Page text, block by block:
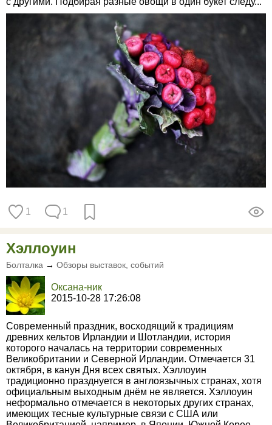
1 1
Хэллоуин
Болталка → Обзоры выставок, событий
Оксана-ник
2015-10-28 17:26:08
Современный праздник, восходящий к традициям
древних кельтов Ирландии и Шотландии, история
которого началась на территории современных
Великобритании и Северной Ирландии. Отмечается 31
октября, в канун Дня всех святых. Хэллоуин
традиционно празднуется в англоязычных странах, хотя
официальным выходным днём не является. Хэллоуин
неформально отмечается в некоторых других странах,
имеющих тесные культурные связи с США или